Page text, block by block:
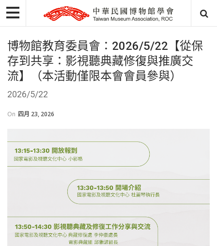
博物館教育委員會：2026/5/22【從保
存到共享：影視聽典藏修復與推廣交
流】（本活動僅限本會會員參與）
2026/5/22
On 四月 23, 2026